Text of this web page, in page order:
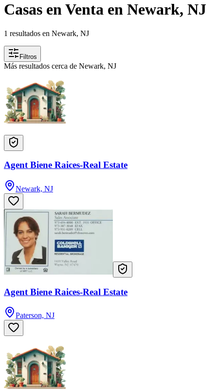
Casas en Venta en Newark, NJ
1 resultados en Newark, NJ
Filtros
Más resultados cerca de Newark, NJ
Agent Biene Raices-Real Estate
Newark, NJ
Agent Biene Raices-Real Estate
Paterson, NJ